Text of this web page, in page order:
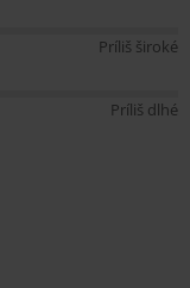
Príliš široké
Príliš dlhé